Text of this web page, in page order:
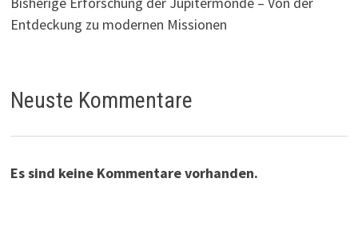
Entdeckung zu modernen Missionen
Neuste Kommentare
Es sind keine Kommentare vorhanden.